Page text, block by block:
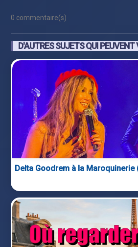
0 commentaire(s)
D'AUTRES SUJETS QUI PEUVENT
Delta Goodrem à la Maroquinerie